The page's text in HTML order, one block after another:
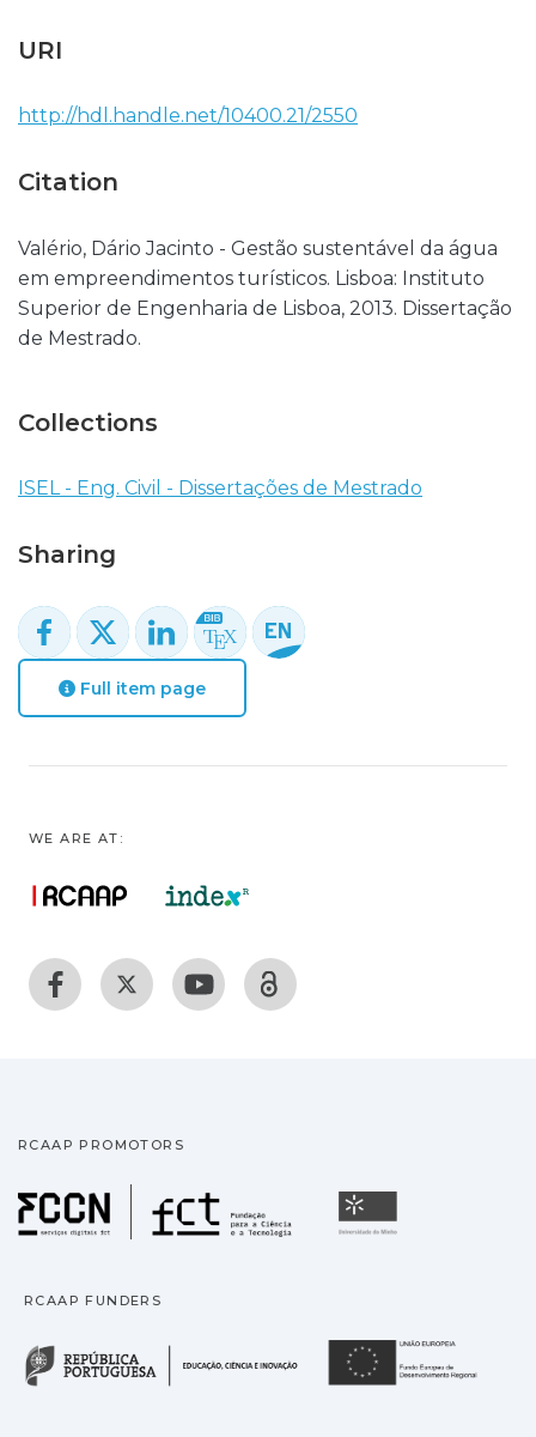
URI
http://hdl.handle.net/10400.21/2550
Citation
Valério, Dário Jacinto - Gestão sustentável da água
em empreendimentos turísticos. Lisboa: Instituto
Superior de Engenharia de Lisboa, 2013. Dissertação
de Mestrado.
Collections
ISEL - Eng. Civil - Dissertações de Mestrado
Sharing
Full item page
WE ARE AT:
RCAAP PROMOTORS
Fundação para a
RCAAP FUNDERS
República Portuguesa